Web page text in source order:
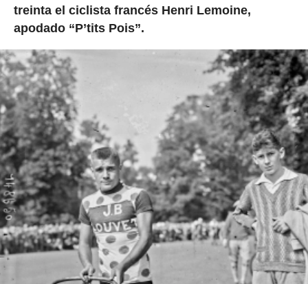
treinta el ciclista francés Henri Lemoine,
apodado “P’tits Pois”.